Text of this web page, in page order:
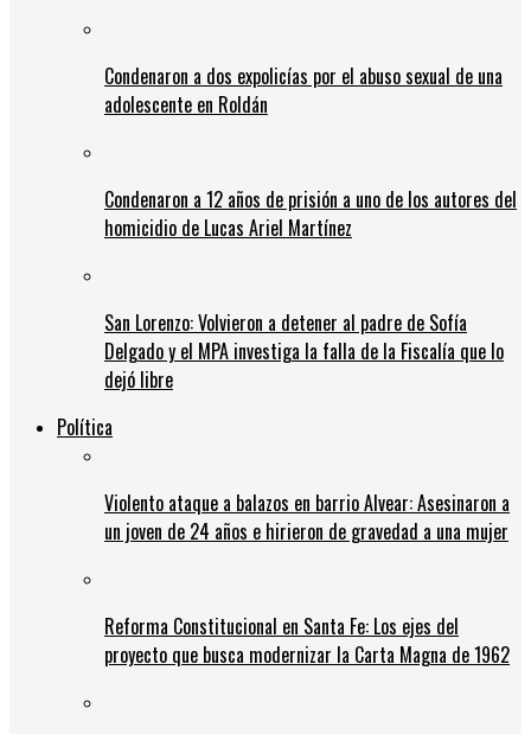
Condenaron a dos expolicías por el abuso sexual de una
adolescente en Roldán
Condenaron a 12 años de prisión a uno de los autores del
homicidio de Lucas Ariel Martínez
San Lorenzo: Volvieron a detener al padre de Sofía
Delgado y el MPA investiga la falla de la Fiscalía que lo
dejó libre
Política
Violento ataque a balazos en barrio Alvear: Asesinaron a
un joven de 24 años e hirieron de gravedad a una mujer
Reforma Constitucional en Santa Fe: Los ejes del
proyecto que busca modernizar la Carta Magna de 1962